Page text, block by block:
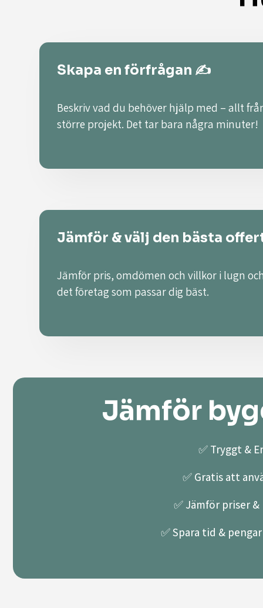
Skapa en förfrågan ✍️
Beskriv vad du behöver hjälp med – allt
större projekt. Det tar bara några minuter!
Jämför & välj den bästa
Jämför pris, omdömen och villkor i lugn
det företag som passar dig bäst.
Jämför
✅ Tryggt &
✅ Gratis att
✅ Jämför priser
✅ Spara tid &